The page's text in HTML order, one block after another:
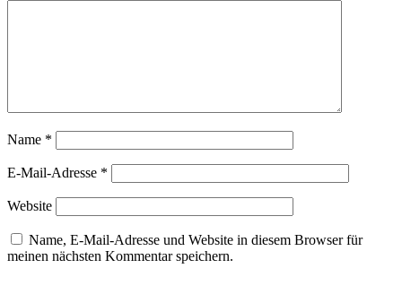
Name *
E-Mail-Adresse *
Website
Name, E-Mail-Adresse und Website in diesem Browser für
meinen nächsten Kommentar speichern.